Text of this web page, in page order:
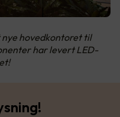
hovedkontoret til
har levert LED-